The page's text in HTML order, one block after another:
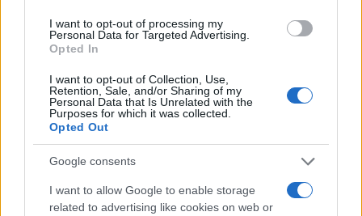
I want to opt-out of processing my
Personal Data for Targeted Advertising.
Opted In
I want to opt-out of Collection, Use,
Retention, Sale, and/or Sharing of my
Personal Data that Is Unrelated with the
Purposes for which it was collected.
Opted Out
Google consents
I want to allow Google to enable storage
related to advertising like cookies on web or